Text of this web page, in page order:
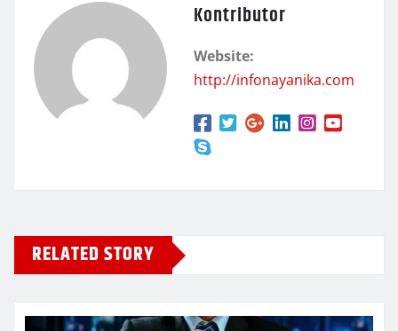
Kontributor
Website:
http://infonayanika.com
RELATED STORY